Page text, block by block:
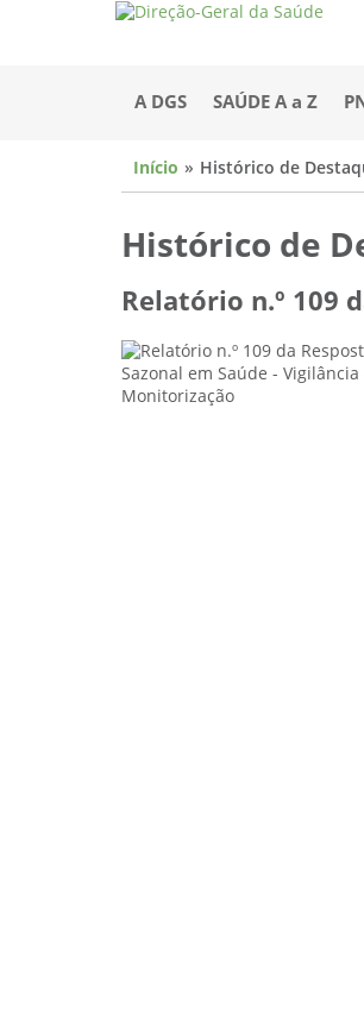
A DGS SAÚDE A a Z
Início Histórico de
Histórico de
Relatório n.º 109